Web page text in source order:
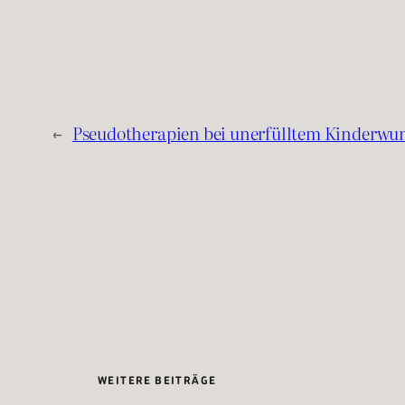
← Pseudotherapien bei unerfülltem
WEITERE BEITRÄGE